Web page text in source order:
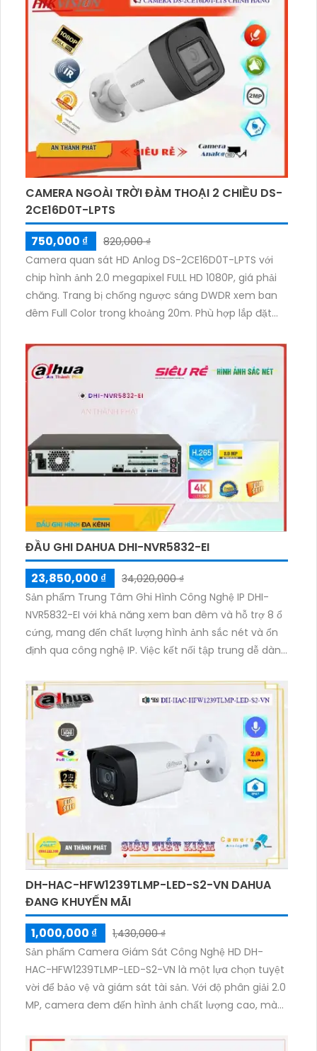
CAMERA NGOÀI TRỜI ĐÀM THOẠI 2 CHIỀU DS-
2CE16D0T-LPTS
750,000 ₫
820,000 ₫
Camera quan sát HD Anlog DS-2CE16D0T-LPTS với
chip hình ảnh 2.0 megapixel FULL HD 1080P, giá phải
chăng. Trang bị chống ngược sáng DWDR xem ban
đêm Full Color trong khoảng 20m. Phù hợp lắp đặt
Plastic tích hợp công nghệ AHD CVI TVI BCS, hỗ trợ
hình ảnh âm thanh trên cáp đồng trục, thu âm và
loa.Camera DS-2CE16D0T-LPTS là lựa chọn hoàn hảo
cho mục đích giám sát với giá cả hợp lý. Với công
nghệ Bù sáng BLC HD Anlog, camera này cung cấp
hình ảnh chất lượng cao ngay cả trong điều kiện ánh
sáng yếu. Điểm đặc biệt của sản phẩm là tích hợp
micro và loa, cho phép người dùng nghe và nói cùng
1 lúc. Camera này đảm bảo mang đến trải nghiệm
giám sát tốt nhất.
ĐẦU GHI DAHUA DHI-NVR5832-EI
23,850,000 ₫
34,020,000 ₫
Sản phẩm Trung Tâm Ghi Hình Công Nghệ IP DHI-
NVR5832-EI với khả năng xem ban đêm và hỗ trợ 8 ổ
cứng, mang đến chất lượng hình ảnh sắc nét và ổn
định qua công nghệ IP. Việc kết nối tập trung dễ dàng
kế sản phẩm vừa mỹ thuật, góp phần tạo nên không
gian sang trọng.Với đầu ghi 32 kênh, sản phẩm có thể
ghi lại nhiều điểm nhấn và tạo ra hình ảnh chất lượng
cao. Công nghệ AI giúp sản phẩm nhận diện và lưu
trữ thông tin một cách hiệu quả. Đặc biệt, với việc sử
dụng các chuẩn nén H.265+/H.265/H.264+/H.264, sản
phẩm tiết kiệm tối đa 50% dung lượng lưu trữ, tăng
hiệu suất và tiết kiệm chi phí.
DH-HAC-HFW1239TLMP-LED-S2-VN DAHUA
ĐANG KHUYẾN MÃI
1,000,000 ₫
1,430,000 ₫
Sản phẩm Camera Giám Sát Công Nghệ HD DH-
HAC-HFW1239TLMP-LED-S2-VN là một lựa chọn tuyệt
vời để bảo vệ và giám sát tài sản. Với độ phân giải 2.0
MP, camera đem đến hình ảnh chất lượng cao, màu
được nâng cao nhờ công nghệ hồng ngoại 40m, mịn